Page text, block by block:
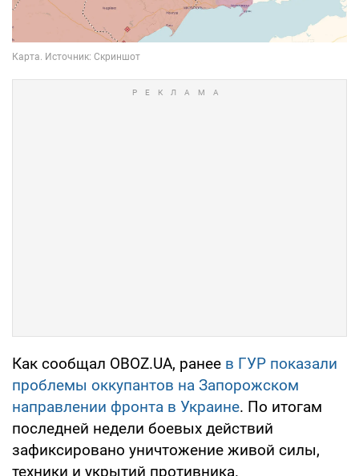
Как сообщал OBOZ.UA, ранее в ГУР показали
проблемы оккупантов на Запорожском
направлении фронта в Украине. По итогам
последней недели боевых действий
зафиксировано уничтожение живой силы,
техники и укрытий противника.